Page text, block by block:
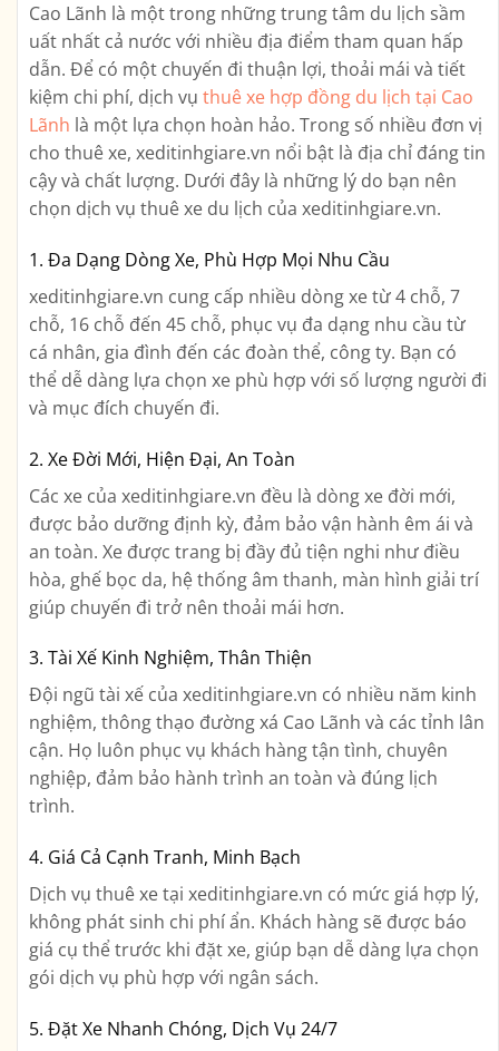
Cao Lãnh là một trong những trung tâm du lịch sầm
uất nhất cả nước với nhiều địa điểm tham quan hấp
dẫn. Để có một chuyến đi thuận lợi, thoải mái và tiết
kiệm chi phí, dịch vụ thuê xe hợp đồng du lịch tại Cao
Lãnh là một lựa chọn hoàn hảo. Trong số nhiều đơn vị
cho thuê xe, xeditinhgiare.vn nổi bật là địa chỉ đáng tin
cậy và chất lượng. Dưới đây là những lý do bạn nên
chọn dịch vụ thuê xe du lịch của xeditinhgiare.vn.
1. Đa Dạng Dòng Xe, Phù Hợp Mọi Nhu Cầu
xeditinhgiare.vn cung cấp nhiều dòng xe từ 4 chỗ, 7
chỗ, 16 chỗ đến 45 chỗ, phục vụ đa dạng nhu cầu từ
cá nhân, gia đình đến các đoàn thể, công ty. Bạn có
thể dễ dàng lựa chọn xe phù hợp với số lượng người đi
và mục đích chuyến đi.
2. Xe Đời Mới, Hiện Đại, An Toàn
Các xe của xeditinhgiare.vn đều là dòng xe đời mới,
được bảo dưỡng định kỳ, đảm bảo vận hành êm ái và
an toàn. Xe được trang bị đầy đủ tiện nghi như điều
hòa, ghế bọc da, hệ thống âm thanh, màn hình giải trí
giúp chuyến đi trở nên thoải mái hơn.
3. Tài Xế Kinh Nghiệm, Thân Thiện
Đội ngũ tài xế của xeditinhgiare.vn có nhiều năm kinh
nghiệm, thông thạo đường xá Cao Lãnh và các tỉnh lân
cận. Họ luôn phục vụ khách hàng tận tình, chuyên
nghiệp, đảm bảo hành trình an toàn và đúng lịch
trình.
4. Giá Cả Cạnh Tranh, Minh Bạch
Dịch vụ thuê xe tại xeditinhgiare.vn có mức giá hợp lý,
không phát sinh chi phí ẩn. Khách hàng sẽ được báo
giá cụ thể trước khi đặt xe, giúp bạn dễ dàng lựa chọn
gói dịch vụ phù hợp với ngân sách.
5. Đặt Xe Nhanh Chóng, Dịch Vụ 24/7